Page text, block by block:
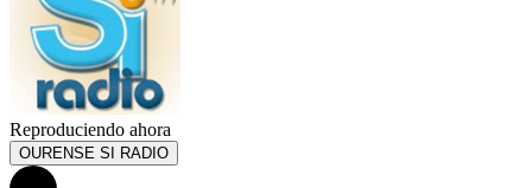
Reproduciendo ahora
OURENSE SI RADIO